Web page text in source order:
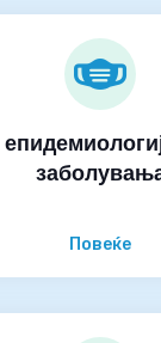
Повеќе